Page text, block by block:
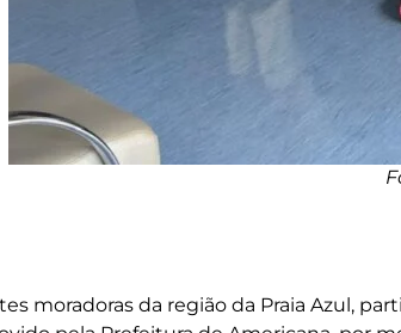
moradoras da região da Praia Azul,